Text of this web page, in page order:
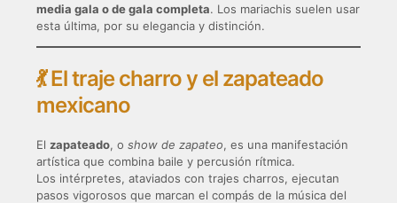
media gala o de gala completa. Los mariachis suelen usar
esta última, por su elegancia y distinción.
💃 El traje charro y el zapateado
mexicano
El zapateado, o show de zapateo, es una manifestación
artística que combina baile y percusión rítmica.
Los intérpretes, ataviados con trajes charros, ejecutan
pasos vigorosos que marcan el compás de la música del